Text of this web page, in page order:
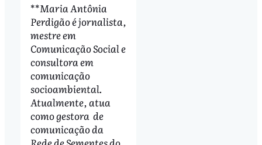
**Maria Antônia
Perdigão é jornalista,
mestre em
Comunicação Social e
consultora em
comunicação
socioambiental.
Atualmente, atua
como gestora de
comunicação da